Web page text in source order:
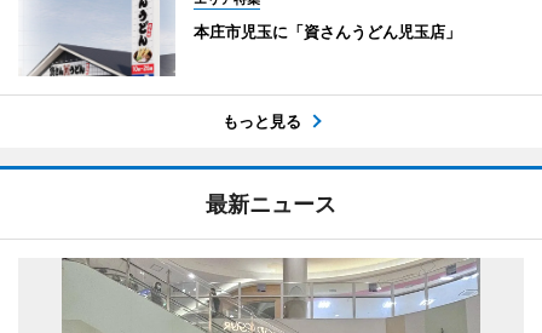
本庄市児玉に「資さんうどん児玉店」
もっと見る
最新ニュース